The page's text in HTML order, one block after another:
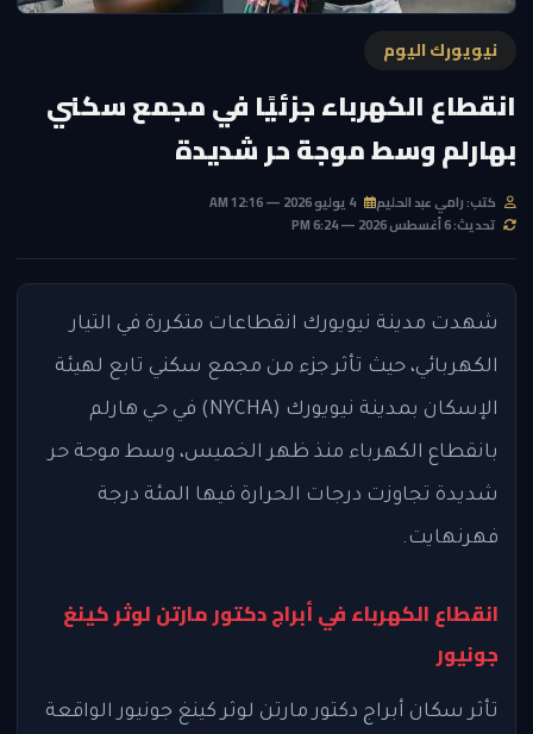
نيويورك اليوم
انقطاع الكهرباء جزئيًا في مجمع سكني
بهارلم وسط موجة حر شديدة
كتب: رامي عبد الحليم
تحديث: 6 أغسطس 2026 — 6:24 PM
شهدت مدينة نيويورك انقطاعات متكررة في التيار
الكهربائي، حيث تأثر جزء من مجمع سكني تابع لهيئة
الإسكان بمدينة نيويورك (NYCHA) في حي هارلم
بانقطاع الكهرباء منذ ظهر الخميس، وسط موجة حر
شديدة تجاوزت درجات الحرارة فيها المئة درجة
فهرنهايت.
انقطاع الكهرباء في أبراج دكتور مارتن لوثر كينغ
جونيور
تأثر سكان أبراج دكتور مارتن لوثر كينغ جونيور الواقعة